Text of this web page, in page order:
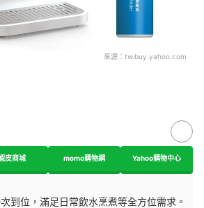
來源： tw.buy.yahoo.com
皮商城 momo購物網 Yahoo購物中心
到位，滿足日常飲水烹煮等全方位需求。